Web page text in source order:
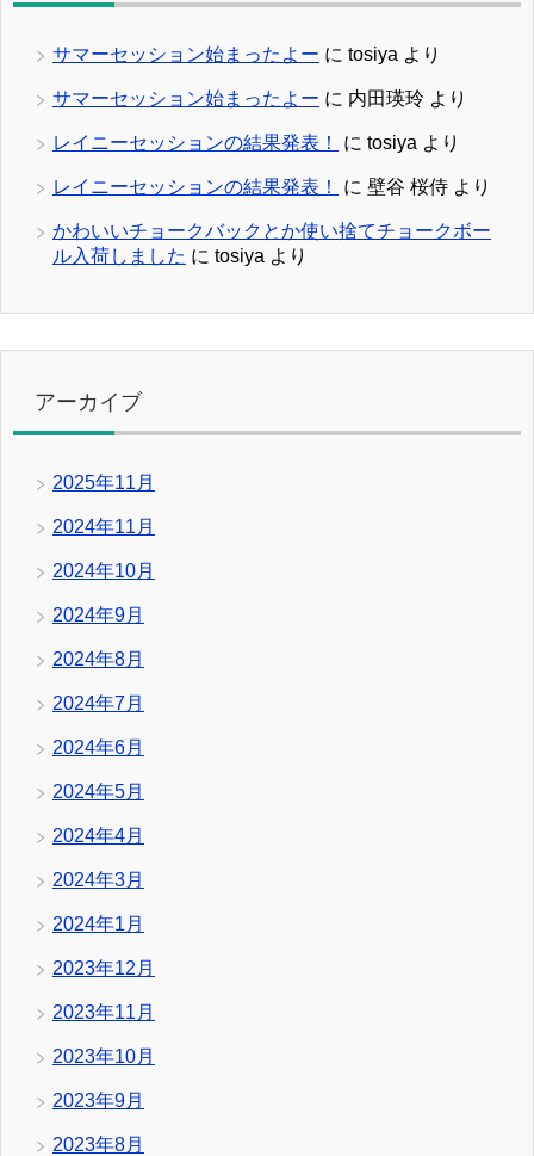
サマーセッション始まったよー に tosiya より
サマーセッション始まったよー に 内田瑛玲 より
レイニーセッションの結果発表！ に tosiya より
レイニーセッションの結果発表！ に 壁谷 桜侍 より
かわいいチョークバックとか使い捨てチョークボー
ル入荷しました に tosiya より
アーカイブ
2025年11月
2024年11月
2024年10月
2024年9月
2024年8月
2024年7月
2024年6月
2024年5月
2024年4月
2024年3月
2024年1月
2023年12月
2023年11月
2023年10月
2023年9月
2023年8月